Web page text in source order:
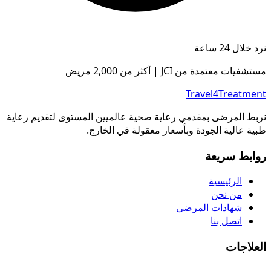
نرد خلال 24 ساعة
مستشفيات معتمدة من JCI | أكثر من 2,000 مريض
Travel4Treatment
نربط المرضى بمقدمي رعاية صحية عالميين المستوى لتقديم رعاية
طبية عالية الجودة وبأسعار معقولة في الخارج.
روابط سريعة
الرئيسية
من نحن
شهادات المرضى
اتصل بنا
العلاجات